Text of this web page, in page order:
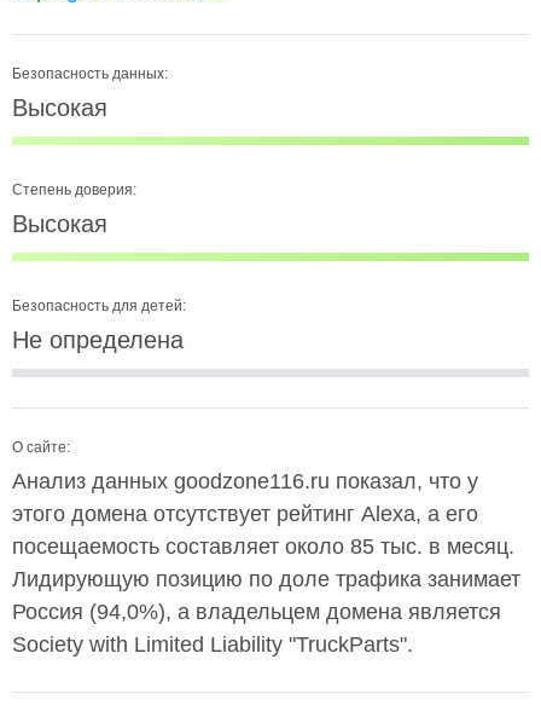
Безопасность данных:
Высокая
Степень доверия:
Высокая
Безопасность для детей:
Не определена
О сайте:
Анализ данных goodzone116.ru показал, что у
этого домена отсутствует рейтинг Alexa, а его
посещаемость составляет около 85 тыс. в месяц.
Лидирующую позицию по доле трафика занимает
Россия (94,0%), а владельцем домена является
Society with Limited Liability "TruckParts".